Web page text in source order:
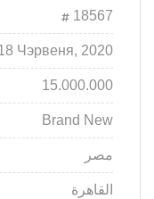
18567
Чэрвеня, 2020
15.000.000
Brand New
مصر
القاهرة